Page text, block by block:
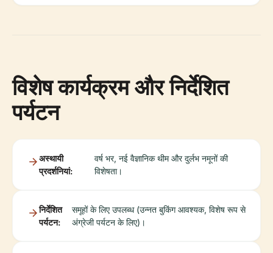
विशेष कार्यक्रम और निर्देशित
पर्यटन
अस्थायी
प्रदर्शनियां:
वर्ष भर, नई वैज्ञानिक थीम और दुर्लभ नमूनों की
विशेषता।
निर्देशित
पर्यटन:
समूहों के लिए उपलब्ध (उन्नत बुकिंग आवश्यक, विशेष रूप से
अंग्रेजी पर्यटन के लिए)।